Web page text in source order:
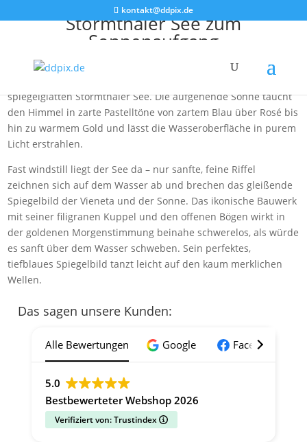
kontakt@ddpix.de
Störmthaler See zum
Sonnenaufgang
An einem klaren, frischen Frühlingsmorgen Mitte April erhebt
spiegelglatten Störmthaler See. Die aufgehende Sonne taucht
den Himmel in zarte Pastelltöne von zartem Blau über Rosé bis
hin zu warmem Gold und lässt die Wasseroberfläche in purem
Licht erstrahlen.
Fast windstill liegt der See da – nur sanfte, feine Riffel
zeichnen sich auf dem Wasser ab und brechen das gleißende
Spiegelbild der Vieneta und der Sonne. Das ikonische Bauwerk
mit seiner filigranen Kuppel und den offenen Bögen wirkt in
der goldenen Morgenstimmung beinahe schwerelos, als würde
es sanft über dem Wasser schweben. Sein perfektes,
tiefblaues Spiegelbild tanzt leicht auf den kaum merklichen
Wellen.
Das sagen unsere Kunden:
Alle Bewertungen Google Facebook
5.0
Bestbewerteter Webshop 2026
Verifiziert von: Trustindex